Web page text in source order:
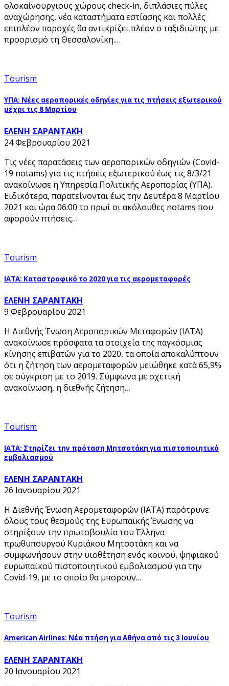
ολοκαίνουργιους χώρους check-in, διπλάσιες πύλες
αναχώρησης, νέα καταστήματα εστίασης και πολλές
επιπλέον παροχές θα αντικρίζει πλέον ο ταξιδιώτης με
προορισμό τη Θεσσαλονίκη.…
Tourism
ΥΠΑ: Νέες αεροπορικές οδηγίες για τις πτήσεις εξωτερικού
μέχρι τις 8 Μαρτίου
ΕΛΕΝΗ ΣΑΡΑΝΤΑΚΗ
24 Φεβρουαρίου 2021
Τις νέες παρατάσεις των αεροπορικών οδηγιών (Covid-
19 notams) για τις πτήσεις εξωτερικού έως τις 8/3/21
ανακοίνωσε η Υπηρεσία Πολιτικής Αεροπορίας (ΥΠΑ).
Ειδικότερα, παρατείνονται έως την Δευτέρα 8 Μαρτίου
2021 και ώρα 06:00 το πρωί οι ακόλουθες notams που
αφορούν πτήσεις…
Tourism
ΙΑΤΑ: Καταστροφικό το 2020 για τις αερομεταφορές
ΕΛΕΝΗ ΣΑΡΑΝΤΑΚΗ
9 Φεβρουαρίου 2021
Η Διεθνής Ένωση Αεροπορικών Μεταφορών (IATA)
ανακοίνωσε πρόσφατα τα στοιχεία της παγκόσμιας
κίνησης επιβατών για το 2020, τα οποία αποκαλύπτουν
ότι η ζήτηση των αερομεταφορών μειώθηκε κατά 65,9%
σε σύγκριση με το 2019. Σύμφωνα με σχετική
ανακοίνωση, η διεθνής ζήτηση…
Tourism
IATA: Στηρίζει την πρόταση Μητσοτάκη για πιστοποιητικό
εμβολιασμού
ΕΛΕΝΗ ΣΑΡΑΝΤΑΚΗ
26 Ιανουαρίου 2021
Η Διεθνής Ένωση Αερομεταφορών (ΙΑΤΑ) παρότρυνε
όλους τους θεσμούς της Ευρωπαϊκής Ένωσης να
στηρίξουν την πρωτοβουλία του Έλληνα
πρωθυπουργού Κυριάκου Μητσοτάκη και να
συμφωνήσουν στην υιοθέτηση ενός κοινού, ψηφιακού
ευρωπαϊκού πιστοποιητικού εμβολιασμού για την
Covid-19, με το οποίο θα μπορούν…
Tourism
American Airlines: Νέα πτήση για Αθήνα από τις 3 Ιουνίου
ΕΛΕΝΗ ΣΑΡΑΝΤΑΚΗ
20 Ιανουαρίου 2021